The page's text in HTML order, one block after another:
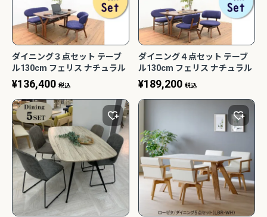
ダイニング３点セット テーブ
ル130cm フェリス ナチュラル
リビング 北欧風 おしゃれ 光製
作
¥136,400 税込
ダイニング４点セット テーブ
ル130cm フェリス ナチュラル
リビング 北欧風 おしゃれ 光製
作
¥189,200 税込